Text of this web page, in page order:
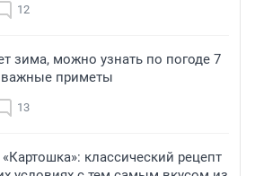
12
зима, можно узнать по погоде 7
важные приметы
13
классический рецепт